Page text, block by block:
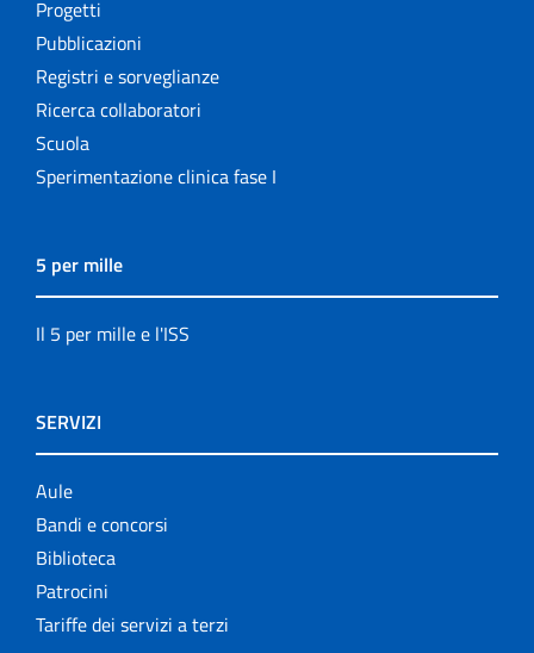
Progetti
Pubblicazioni
Registri e sorveglianze
Ricerca collaboratori
Scuola
Sperimentazione clinica fase I
5 per mille
Il 5 per mille e l'ISS
SERVIZI
Aule
Bandi e concorsi
Biblioteca
Patrocini
Tariffe dei servizi a terzi